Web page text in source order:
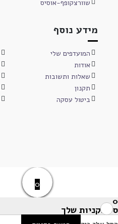
שוורצקופף-אוסיס
מידע נוסף
המועדפים שלי
אודות
שאלות ותשובות
תקנון
ביטול עסקה
0
0
סל הקניות שלך